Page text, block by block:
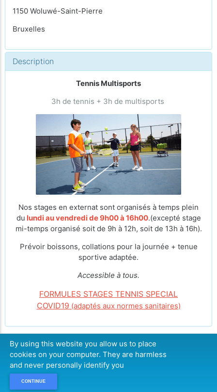
1150 Woluwé-Saint-Pierre
Bruxelles
Description
Tennis Multisports
3h de tennis + 3h de multisports
Nos stages en externat sont organisés à temps plein
du lundi au vendredi de 9h00 à 16h00.(excepté stage
mi-temps organisé soit de 9h à 12h, soit de 13h à 16h).
Prévoir boissons, collations pour la journée + tenue
sportive adaptée.
Accessible à tous.
FORMULES STAGES TENNIS SPECIAL
COVID19 (adaptés aux normes sanitaires)
CONTINUER
By using this website you allow us to place
cookies on your computer. They are harmless
and never personally identify you
CONTINUE